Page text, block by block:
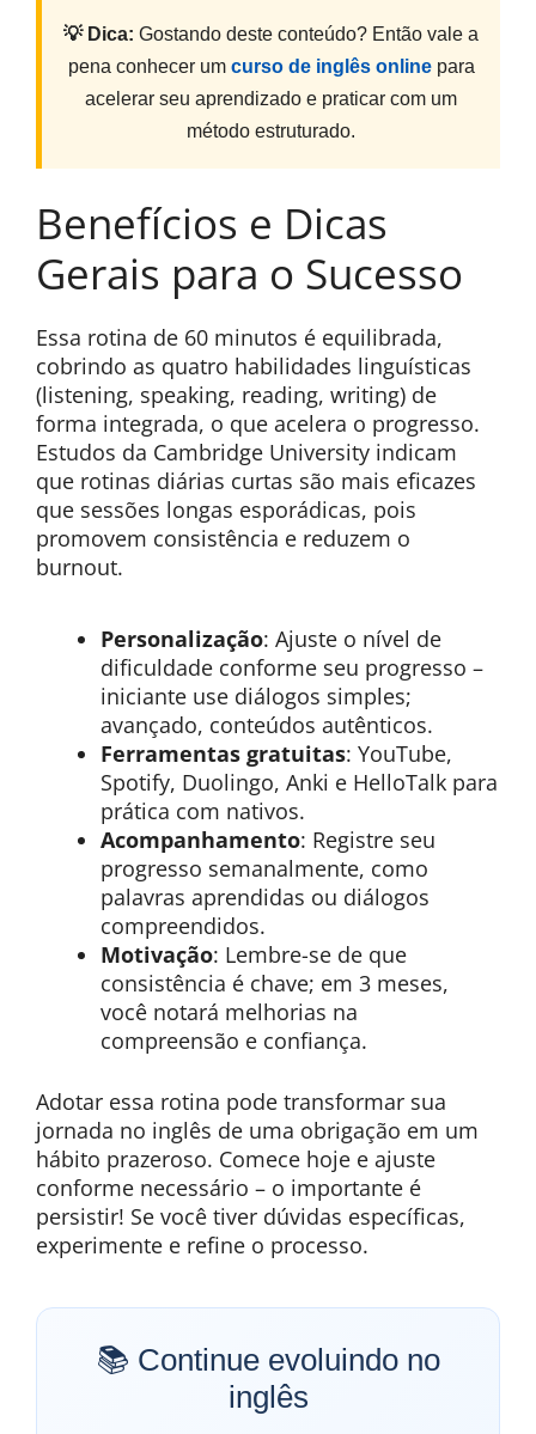
💡 Dica: Gostando deste conteúdo? Então vale a
pena conhecer um curso de inglês onlinepara
acelerar seu aprendizado e praticar com um
método estruturado.
Benefícios e Dicas
Gerais para o Sucesso
Essa rotina de 60 minutos é equilibrada,
cobrindo as quatro habilidades linguísticas
(listening, speaking, reading, writing) de
forma integrada, o que acelera o progresso.
Estudos da Cambridge University indicam
que rotinas diárias curtas são mais eficazes
que sessões longas esporádicas, pois
promovem consistência e reduzem o
burnout.
Personalização: Ajuste o nível de
dificuldade conforme seu progresso –
iniciante use diálogos simples;
avançado, conteúdos autênticos.
Ferramentas gratuitas: YouTube,
Spotify, Duolingo, Anki e HelloTalk para
prática com nativos.
Acompanhamento: Registre seu
progresso semanalmente, como
palavras aprendidas ou diálogos
compreendidos.
Motivação: Lembre-se de que
consistência é chave; em 3 meses,
você notará melhorias na
compreensão e confiança.
Adotar essa rotina pode transformar sua
jornada no inglês de uma obrigação em um
hábito prazeroso. Comece hoje e ajuste
conforme necessário – o importante é
persistir! Se você tiver dúvidas específicas,
experimente e refine o processo.
📚 Continue evoluindo no
inglês